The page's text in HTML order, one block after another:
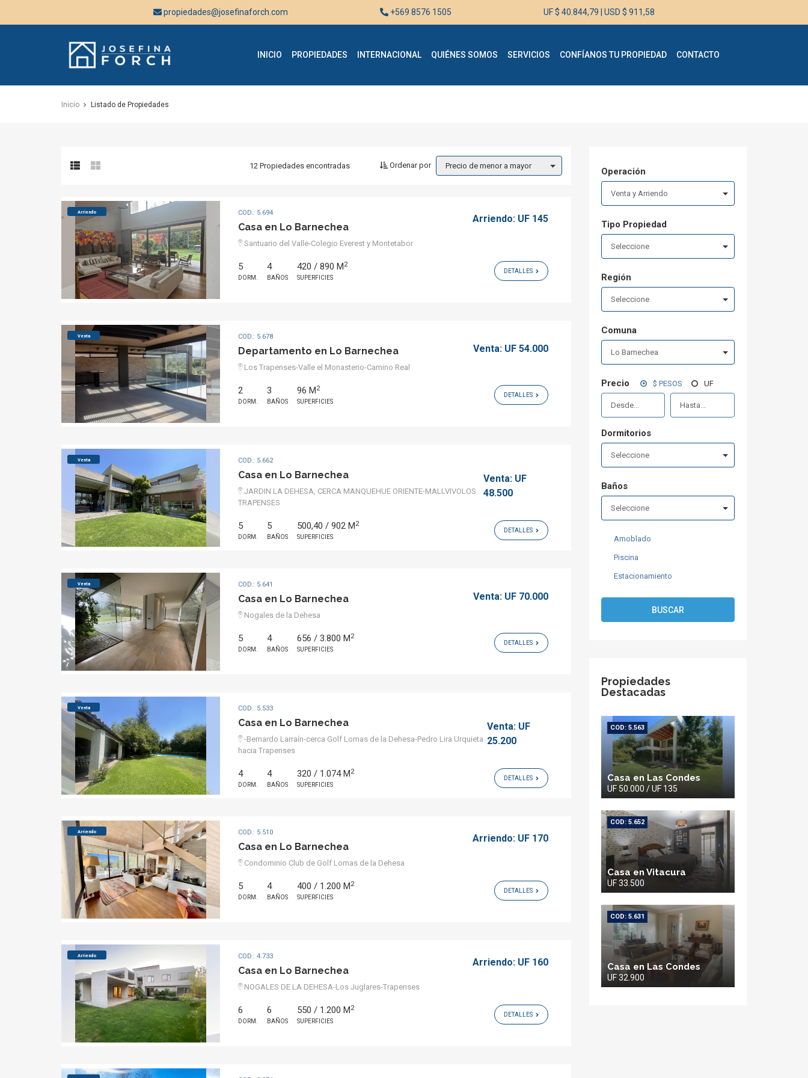
propiedades@josefinaforch.com +569 8576 1505 UF $ 40.844,79 USD $ 911,58
Josefina
Forch
INICIO PROPIEDADES INTERNACIONAL QUIÉNES SOMOS SERVICIOS CONFÍANOS TU PROPIEDAD CONTACTO
Inicio Listado de Propiedades
12 Propiedades encontradas Ordenar por Precio de menor a mayor
Arriendo COD.: 5.694
Casa en Lo Barnechea
Santuario del Valle-Colegio Everest y Montetabor
Arriendo: UF 145
5
DORM.
4
BAÑOS
420 / 890 M 2
SUPERFICIES
DETALLES
Venta COD.: 5.678
Departamento en Lo Barnechea
Los Trapenses-Valle el Monasterio-Camino Real
Venta: UF 54.000
2
DORM.
3
BAÑOS
96 M 2
SUPERFICIES
DETALLES
Venta COD.: 5.662
Casa en Lo Barnechea
JARDIN LA DEHESA, CERCA MANQUEHUE ORIENTE-MALLVIVOLOS
TRAPENSES
Venta: UF
48.500
5
DORM.
5
BAÑOS
500,40 / 902 M 2
SUPERFICIES
DETALLES
Venta COD.: 5.641
Casa en Lo Barnechea
Nogales de la Dehesa
Venta: UF 70.000
5
DORM.
4
BAÑOS
656 / 3.800 M 2
SUPERFICIES
DETALLES
Venta COD.: 5.533
Casa en Lo Barnechea
-Bernardo Larraín-cerca Golf Lomas de la Dehesa-Pedro Lira Urquieta
hacia Trapenses
Venta: UF
25.200
4
DORM.
4
BAÑOS
320 / 1.074 M 2
SUPERFICIES
DETALLES
Arriendo COD.: 5.510
Casa en Lo Barnechea
Condominio Club de Golf Lomas de la Dehesa
Arriendo: UF 170
5
DORM.
4
BAÑOS
400 / 1.200 M 2
SUPERFICIES
DETALLES
Arriendo COD.: 4.733
Casa en Lo Barnechea
NOGALES DE LA DEHESA-Los Juglares-Trapenses
Arriendo: UF 160
6
DORM.
6
BAÑOS
550 / 1.200 M 2
SUPERFICIES
DETALLES
Operación
Venta y Arriendo
Tipo Propiedad
Seleccione
Región
Seleccione
Comuna
Lo Barnechea
Precio $ PESOS UF
Dormitorios
Seleccione
Baños
Seleccione
Amoblado
Piscina
Estacionamiento
BUSCAR
Propiedades
Destacadas
COD: 5.563
Casa en Las Condes
UF 50.000 / UF 135
COD: 5.652
Casa en Vitacura
UF 33.500
COD: 5.631
Casa en Las Condes
UF 32.900